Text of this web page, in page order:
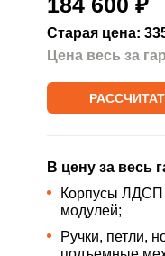
О нас
Акции
Старая цена:
Цена весь за
В цену за весь
Корпусы
модулей;
Ручки, петли,